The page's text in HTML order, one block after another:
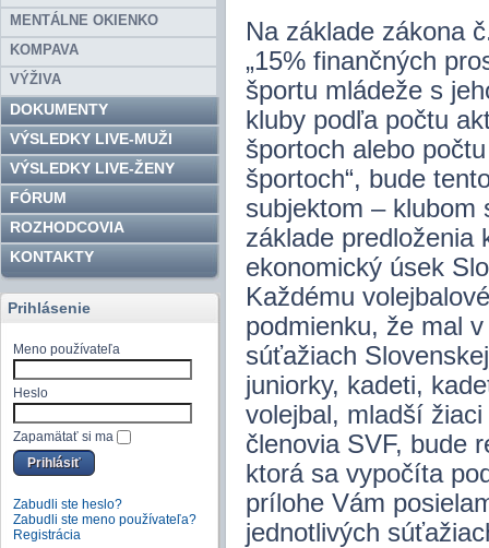
MENTÁLNE OKIENKO
KOMPAVA
VÝŽIVA
DOKUMENTY
VÝSLEDKY LIVE-MUŽI
VÝSLEDKY LIVE-ŽENY
FÓRUM
ROZHODCOVIA
KONTAKTY
Prihlásenie
Meno používateľa
Heslo
Zapamätať si ma
Zabudli ste heslo?
Zabudli ste meno používateľa?
Registrácia
Na základe zákona
„15% finančných
športu mládeže s
kluby podľa počtu
športoch alebo
športoch“, bude
subjektom – klubom
základe predloženia
ekonomický úsek
Každému
podmienku, že mal
súťažiach
juniorky, kadeti,
volejbal, mladší
členovia SVF, bude
ktorá sa vypočíta
prílohe Vám
jednotlivých